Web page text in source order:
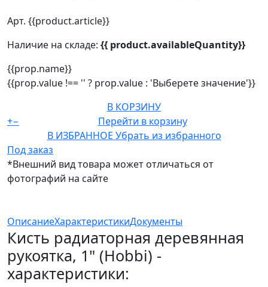
Арт. {{product.article}}
Наличие на складе: {{ product.availableQuantity}}
{{prop.name}}
{{prop.value !== '' ? prop.value : 'Выберете значение'}}
В КОРЗИНУ
+−
Перейти в корзину
В ИЗБРАННОЕ Убрать из избранного
Под заказ
*Внешний вид товара может отличаться от
фотографий на сайте
ОписаниеХарактеристикиДокументы
Кисть радиаторная деревянная
рукоятка, 1" (Hobbi) -
характеристики: